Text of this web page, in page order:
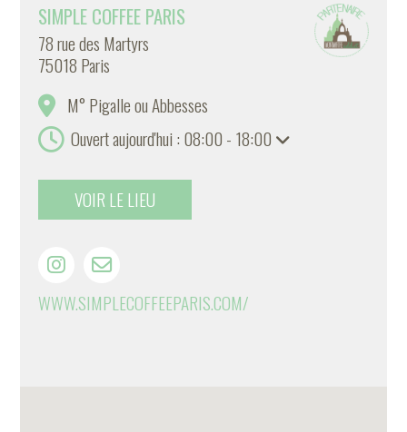
SIMPLE COFFEE PARIS
78 rue des Martyrs
75018 Paris
M° Pigalle ou Abbesses
Ouvert aujourd'hui : 08:00 - 18:00
VOIR LE LIEU
WWW.SIMPLECOFFEEPARIS.COM/